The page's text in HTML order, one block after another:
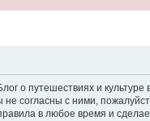
о путешествиях и культуре
согласны с ними,
в любое время и